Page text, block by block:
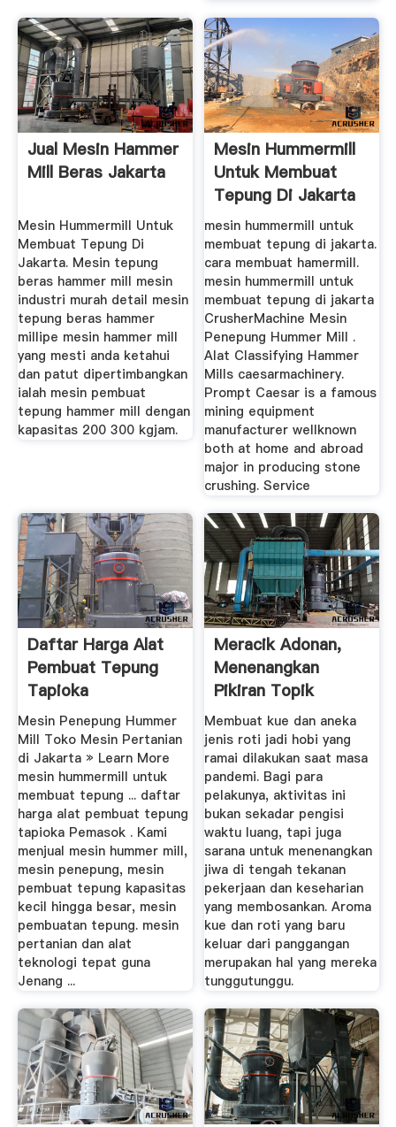
Jual Mesin Hammer
Mill Beras Jakarta
Mesin Hummermill Untuk
Membuat Tepung Di
Jakarta. Mesin tepung
beras hammer mill mesin
industri murah detail mesin
tepung beras hammer
millipe mesin hammer mill
yang mesti anda ketahui
dan patut dipertimbangkan
ialah mesin pembuat
tepung hammer mill dengan
kapasitas 200 300 kgjam.
Mesin Hummermill
Untuk Membuat
Tepung Di Jakarta
mesin hummermill untuk
membuat tepung di jakarta.
cara membuat hamermill.
mesin hummermill untuk
membuat tepung di jakarta
CrusherMachine Mesin
Penepung Hummer Mill .
Alat Classifying Hammer
Mills caesarmachinery.
Prompt Caesar is a famous
mining equipment
manufacturer wellknown
both at home and abroad
major in producing stone
crushing. Service
Daftar Harga Alat
Pembuat Tepung
Tapioka
Mesin Penepung Hummer
Mill Toko Mesin Pertanian
di Jakarta » Learn More
mesin hummermill untuk
membuat tepung ... daftar
harga alat pembuat tepung
tapioka Pemasok . Kami
menjual mesin hummer mill,
mesin penepung, mesin
pembuat tepung kapasitas
kecil hingga besar, mesin
pembuatan tepung. mesin
pertanian dan alat
teknologi tepat guna
Jenang ...
Meracik Adonan,
Menenangkan
Pikiran Topik
Membuat kue dan aneka
jenis roti jadi hobi yang
ramai dilakukan saat masa
pandemi. Bagi para
pelakunya, aktivitas ini
bukan sekadar pengisi
waktu luang, tapi juga
sarana untuk menenangkan
jiwa di tengah tekanan
pekerjaan dan keseharian
yang membosankan. Aroma
kue dan roti yang baru
keluar dari panggangan
merupakan hal yang mereka
tunggutunggu.